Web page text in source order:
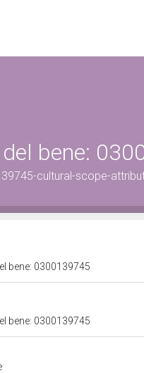
bene:
cultural-scope-
bene: 0300139745
bene: 0300139745